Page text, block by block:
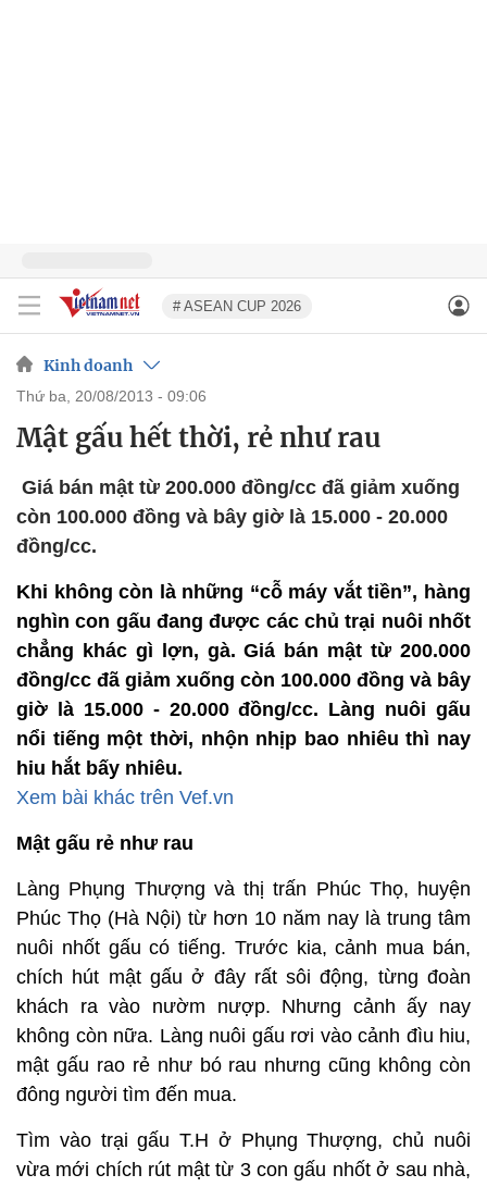
# ASEAN CUP 2026
Kinh doanh
thứ ba, 20/08/2013 - 09:06
Mật gấu hết thời, rẻ như rau
Giá bán mật từ 200.000 đồng/cc đã giảm xuống
còn 100.000 đồng và bây giờ là 15.000 - 20.000
đồng/cc.
Khi không còn là những “cỗ máy vắt tiền”, hàng
nghìn con gấu đang được các chủ trại nuôi nhốt
chẳng khác gì lợn, gà. Giá bán mật từ 200.000
đồng/cc đã giảm xuống còn 100.000 đồng và bây
giờ là 15.000 - 20.000 đồng/cc. Làng nuôi gấu
nổi tiếng một thời, nhộn nhịp bao nhiêu thì nay
hiu hắt bấy nhiêu.
Xem bài khác trên Vef.vn
Mật gấu rẻ như rau
Làng Phụng Thượng và thị trấn Phúc Thọ, huyện
Phúc Thọ (Hà Nội) từ hơn 10 năm nay là trung tâm
nuôi nhốt gấu có tiếng. Trước kia, cảnh mua bán,
chích hút mật gấu ở đây rất sôi động, từng đoàn
khách ra vào nườm nượp. Nhưng cảnh ấy nay
không còn nữa. Làng nuôi gấu rơi vào cảnh đìu hiu,
mật gấu rao rẻ như bó rau nhưng cũng không còn
đông người tìm đến mua.
Tìm vào trại gấu T.H ở Phụng Thượng, chủ nuôi
vừa mới chích rút mật từ 3 con gấu nhốt ở sau nhà,